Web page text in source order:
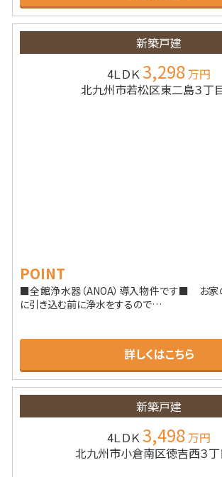
新築戸建
4ＬＤＫ3,298万円
北九州市若松区東二島３丁
POINT
■全館浄水器（ANOA）導入物件です■ お家
に引き込む前に浄水をするので…
詳しくはこちら
新築戸建
4ＬＤＫ3,498万円
北九州市小倉南区徳吉西３丁